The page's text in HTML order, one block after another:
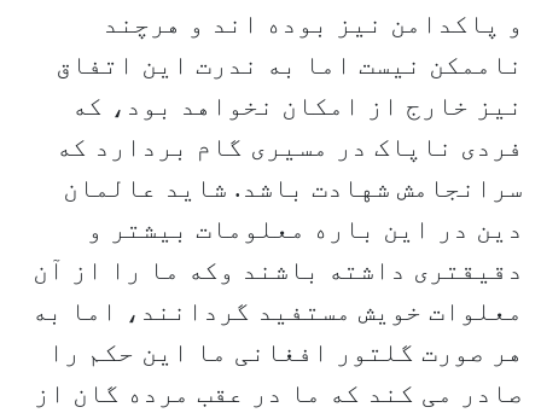
و پاکدامن نیز بوده‌ اند و هرچند
ناممکن نیست اما به ندرت این اتفاق
نیز خارج از امکان نخواهد بود، که
فردی ناپاک در مسیری گام بردارد که
سرانجامش شهادت باشد. شاید عالمان
دین در این باره معلومات بیشتر و
دقیقتری داشته باشند وکه ما را از آن
معلوات خویش مستفید گردانند، اما به
هر صورت گلتور افغانی ما این حکم را
صادر می کند که ما در عقب مرده گان از